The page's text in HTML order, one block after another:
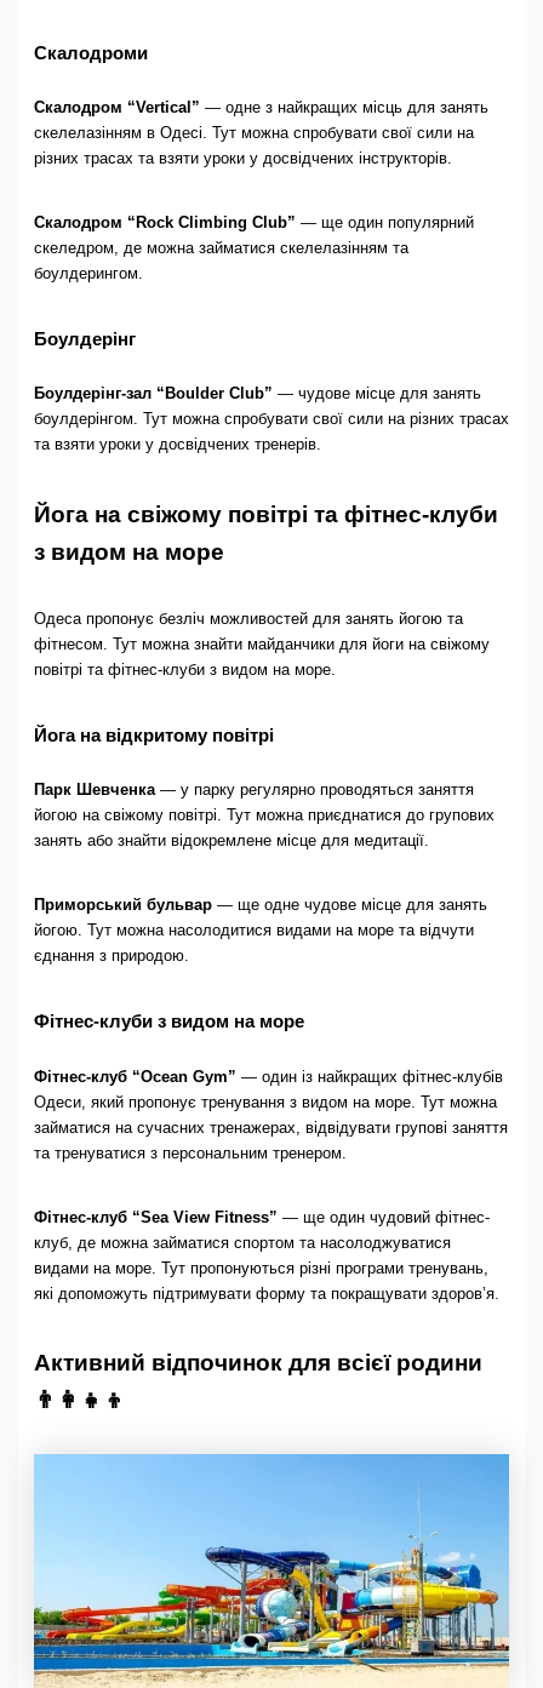
Скалодроми
Скалодром “Vertical” — одне з найкращих місць для занять
скелелазінням в Одесі. Тут можна спробувати свої сили на
різних трасах та взяти уроки у досвідчених інструкторів.
Скалодром “Rock Climbing Club” — ще один популярний
скеледром, де можна займатися скелелазінням та
боулдерингом.
Боулдерінг
Боулдерінг-зал “Boulder Club” — чудове місце для занять
боулдерінгом. Тут можна спробувати свої сили на різних трасах
та взяти уроки у досвідчених тренерів.
Йога на свіжому повітрі та фітнес-клуби
з видом на море
Одеса пропонує безліч можливостей для занять йогою та
фітнесом. Тут можна знайти майданчики для йоги на свіжому
повітрі та фітнес-клуби з видом на море.
Йога на відкритому повітрі
Парк Шевченка— у парку регулярно проводяться заняття
йогою на свіжому повітрі. Тут можна приєднатися до групових
занять або знайти відокремлене місце для медитації.
Приморський бульвар— ще одне чудове місце для занять
йогою. Тут можна насолодитися видами на море та відчути
єднання з природою.
Фітнес-клуби з видом на море
Фітнес-клуб “Ocean Gym” — один із найкращих фітнес-клубів
Одеси, який пропонує тренування з видом на море. Тут можна
займатися на сучасних тренажерах, відвідувати групові заняття
та тренуватися з персональним тренером.
Фітнес-клуб “Sea View Fitness” — ще один чудовий фітнес-
клуб, де можна займатися спортом та насолоджуватися
видами на море. Тут пропонуються різні програми тренувань,
які допоможуть підтримувати форму та покращувати здоров’я.
Активний відпочинок для всієї родини
👨‍👩‍👧‍👦